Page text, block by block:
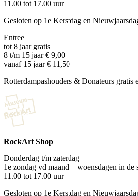
11.00 tot 17.00 uur
Gesloten op 1e Kerstdag en
Entree
tot 8 jaar gratis
8 t/m 15 jaar € 9,00
vanaf 15 jaar € 11,50
Rotterdampashouders & Donateurs gratis
RockArt Shop
Donderdag t/m zaterdag
1e zondag vd maand + woensdagen in de
11.00 tot 17.00 uur
Gesloten op 1e Kerstdag en